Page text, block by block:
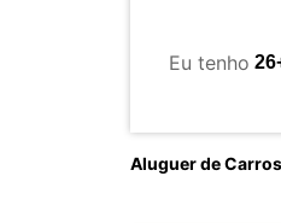
Eu tenho
Aluguer de Carros